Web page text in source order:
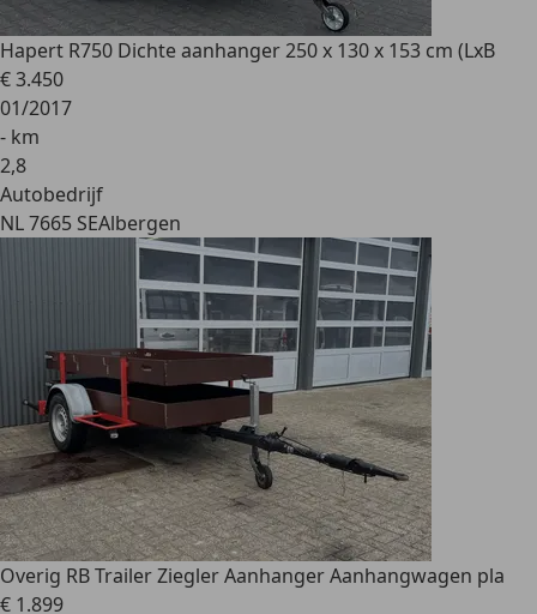
Hapert R750 Dichte aanhanger 250 x 130 x 153 cm (LxB
€ 3.450
01/2017
- km
2,8
Autobedrijf
NL 7665 SEAlbergen
Overig RB Trailer Ziegler Aanhanger Aanhangwagen pla
€ 1.899